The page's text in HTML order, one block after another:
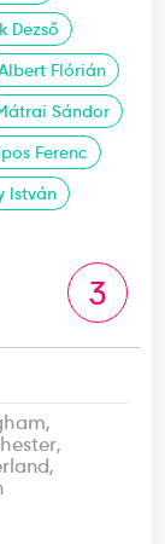
Dezső
Flórián
Sándor
Ferenc
István
3